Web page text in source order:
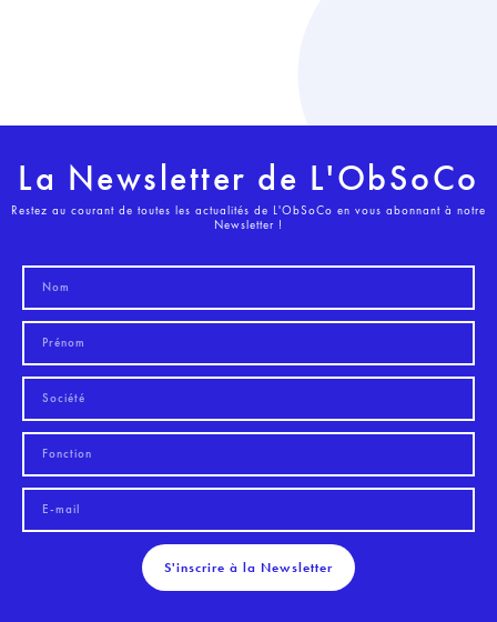
La Newsletter de L'ObSoCo
Restez au courant de toutes les actualités de L'ObSoCo en vous abonnant à notre
Newsletter !
S'inscrire à la Newsletter